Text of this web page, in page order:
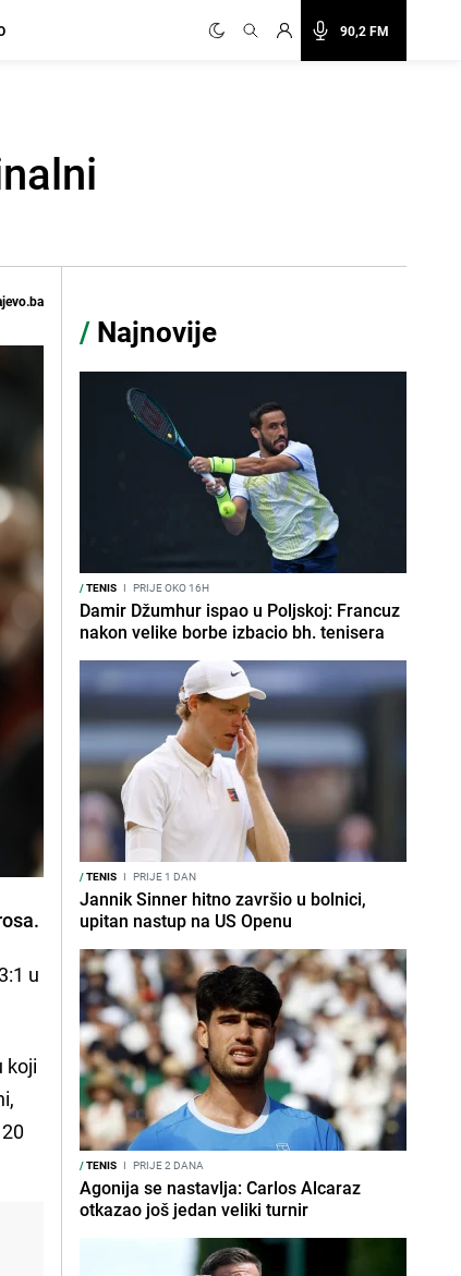
90,2 FM
u
koji
/ Najnovije
/TENIS I PRIJE OKO 16H
Damir Džumhur ispao u Poljskoj: Francuz
nakon velike borbe izbacio bh. tenisera
/TENIS I PRIJE 1 DAN
Jannik Sinner hitno završio u bolnici,
upitan nastup na US Openu
/TENIS I PRIJE 2 DANA
Agonija se nastavlja: Carlos Alcaraz
otkazao još jedan veliki turnir